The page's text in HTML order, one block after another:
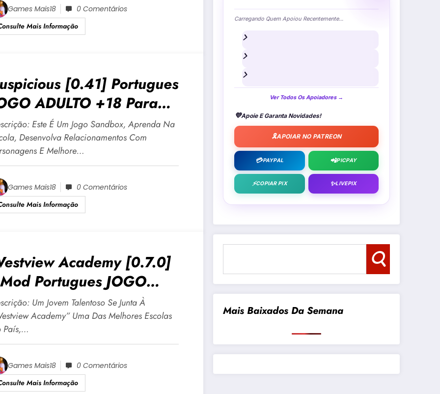
Games Mais18
0 Comentários
Mais Informação
[0.41] Portugues
ADULTO +18 Para
E PC
Este É Um Jogo Sandbox, Aprenda Na
Desenvolva Relacionamentos Com
E Melhore…
Games Mais18
0 Comentários
Mais Informação
Academy [0.7.0]
Portugues JOGO
+18 Para Android E
Um Jovem Talentoso Se Junta À
Academy” Uma Das Melhores Escolas
País,…
Games Mais18
0 Comentários
Mais Informação
Carregando Quem Apoiou Recentemente...
Ver Todos Os Apoiadores →
💜Apoie E Garanta Novidades!
🎗️APOIAR NO PATREON
💳PAYPAL 📲PICPAY
⚡COPIAR PIX ✨LIVEPIX
Pesquisar
Mais Baixados Da Semana